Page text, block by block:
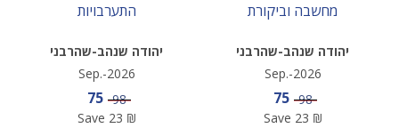
התערבויות
יהודה שנהב-שהרבני
Sep.-2026
Sale price
75 Price
98
Save 23 ₪
מחשבה וביקורת
יהודה שנהב-שהרבני
Sep.-2026
Sale price
75 Price
98
Save 23 ₪